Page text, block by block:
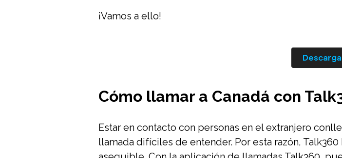
¡Vamos a ello!
Cómo llamar a Canadá con
Estar en contacto con personas en el extranjero
llamada difíciles de entender. Por esta razón,